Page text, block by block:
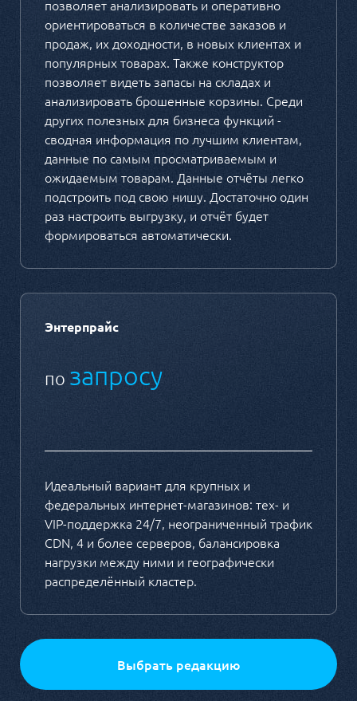
позволяет анализировать и оперативно
ориентироваться в количестве заказов и
продаж, их доходности, в новых клиентах и
популярных товарах. Также конструктор
позволяет видеть запасы на складах и
анализировать брошенные корзины. Среди
других полезных для бизнеса функций -
сводная информация по лучшим клиентам,
данные по самым просматриваемым и
ожидаемым товарам. Данные отчёты легко
подстроить под свою нишу. Достаточно один
раз настроить выгрузку, и отчёт будет
формироваться автоматически.
Энтерпрайс
по запросу
Идеальный вариант для крупных и
федеральных интернет-магазинов: тех- и
VIP-поддержка 24/7, неограниченный трафик
CDN, 4 и более серверов, балансировка
нагрузки между ними и географически
распределённый кластер.
Выбрать редакцию